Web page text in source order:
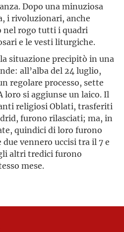
Dopo una minuziosa
i rivoluzionari, anche
nel rogo tutti i quadri
e le vesti liturgiche.
situazione precipitò in una
all’alba del 24 luglio,
regolare processo, sette
loro si aggiunse un laico. Il
religiosi Oblati, trasferiti
furono rilasciati; ma, in
quindici di loro furono
vennero uccisi tra il 7 e
altri tredici furono
mese.